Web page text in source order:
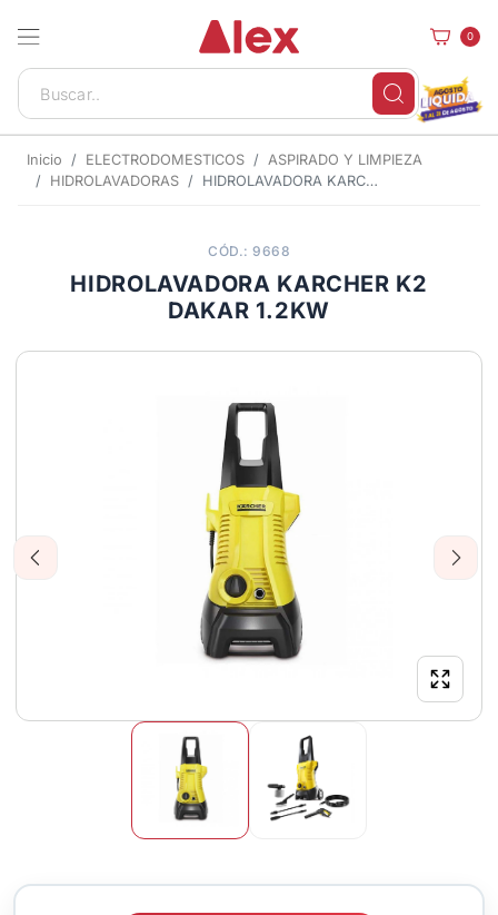
0
Inicio ELECTRODOMESTICOS
ASPIRADO Y LIMPIEZA
HIDROLAVADORAS
HIDROLAVADORA KARCHER K2 DAKAR 1.2KW
CÓD.: 9668
HIDROLAVADORA KARCHER K2
DAKAR 1.2KW
Previous Next